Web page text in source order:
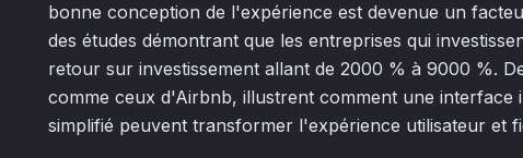
bonne conception de l'expérience est devenue un
des études démontrant que les entreprises qui
retour sur investissement allant de 2000 % à 9000 %.
comme ceux d'Airbnb, illustrent comment une interface
simplifié peuvent transformer l'expérience utilisateur et